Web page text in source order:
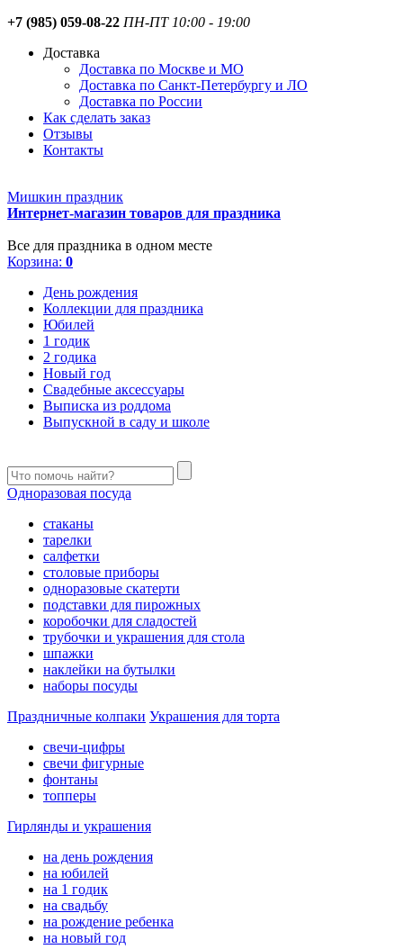
+7 (985) 059-08-22 ПН-ПТ 10:00 - 19:00
Доставка
Доставка по Москве и МО
Доставка по Санкт-Петербургу и ЛО
Доставка по России
Как сделать заказ
Отзывы
Контакты
Мишкин праздник
Интернет-магазин товаров для праздника
Все для праздника в одном месте
Корзина: 0
День рождения
Коллекции для праздника
Юбилей
1 годик
2 годика
Новый год
Свадебные аксессуары
Выписка из роддома
Выпускной в саду и школе
Одноразовая посуда
стаканы
тарелки
салфетки
столовые приборы
одноразовые скатерти
подставки для пирожных
коробочки для сладостей
трубочки и украшения для стола
шпажки
наклейки на бутылки
наборы посуды
Праздничные колпаки Украшения для торта
свечи-цифры
свечи фигурные
фонтаны
топперы
Гирлянды и украшения
на день рождения
на юбилей
на 1 годик
на свадьбу
на рождение ребенка
на новый год